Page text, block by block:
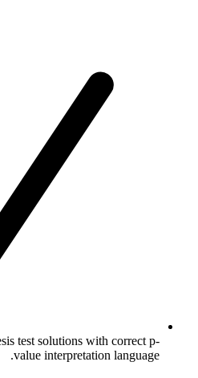
test solutions with correct p-
value interpretation language.